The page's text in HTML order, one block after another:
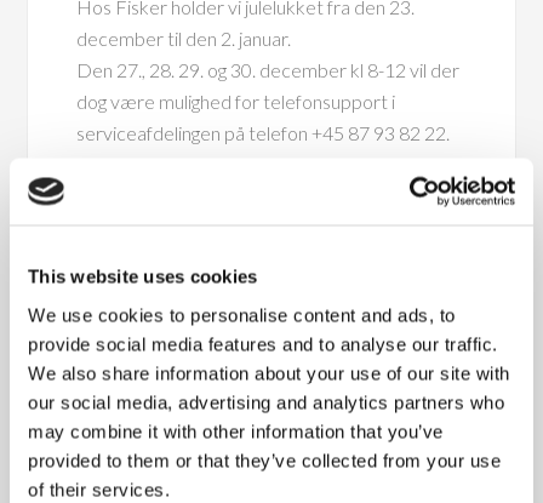
This website uses cookies
We use cookies to personalise content and ads, to
provide social media features and to analyse our traffic.
We also share information about your use of our site with
our social media, advertising and analytics partners who
may combine it with other information that you’ve
provided to them or that they’ve collected from your use
of their services.
Hos Fisker holder vi julelukket fra den 23.
december til den 2. januar.
Den 27., 28. 29. og 30. december kl 8-12 vil der
dog være mulighed for telefonsupport i
serviceafdelingen på telefon +45 87 93 82 22.
Har I allerede nu planlagt vedligeholdelse?
anden teknisk hjælp i december eller januar, så
kontakt os snarest.
Kontakt os
Kontakt os på telefon +45 87 93 82 22 eller e-
mail: service@fisker.as for at lave en aftale.